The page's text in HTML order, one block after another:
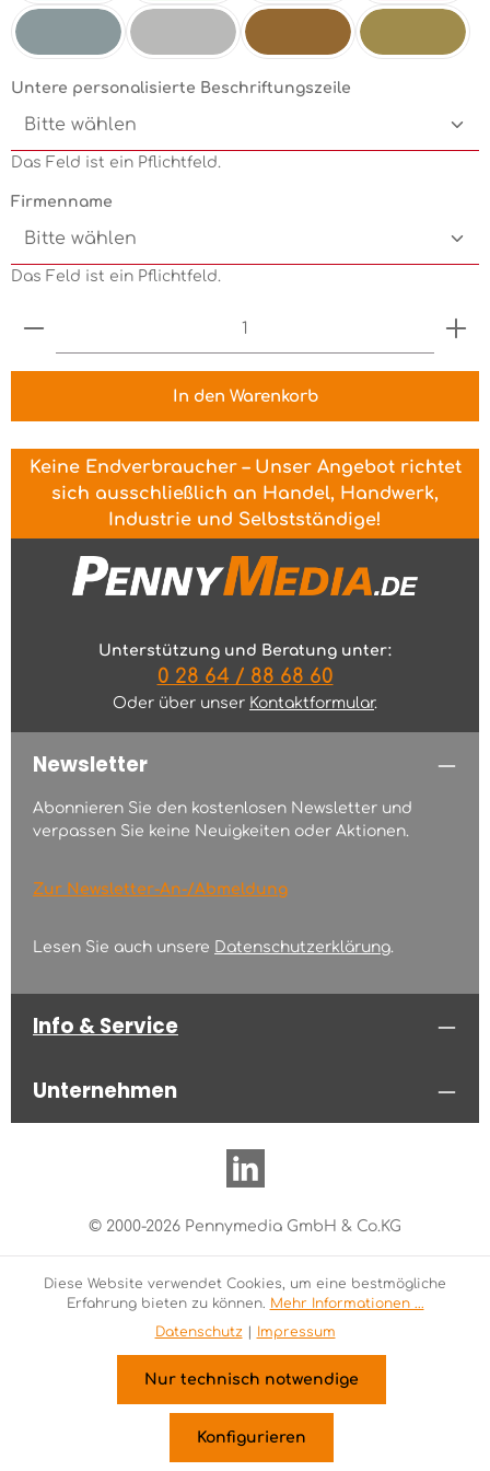
Mint Electricgreen Grün Pink
Untere personalisierte Beschriftungszeile
Das Feld ist ein Pflichtfeld.
Firmenname
Das Feld ist ein Pflichtfeld.
Produkt Anzahl: Gib den gewünschten Wert
In den Warenkorb
Keine Endverbraucher – Unser Angebot richtet
sich ausschließlich an Handel, Handwerk,
Industrie und Selbstständige!
Unterstützung und Beratung unter:
0 28 64 / 88 68 60
Oder über unser Kontaktformular.
Newsletter
Abonnieren Sie den kostenlosen Newsletter und
verpassen Sie keine Neuigkeiten oder Aktionen.
Zur Newsletter-An-/Abmeldung
Lesen Sie auch unsere Datenschutzerklärung.
Info & Service
Unternehmen
© 2000-2026 Pennymedia GmbH & Co.KG
Diese Website verwendet Cookies, um eine bestmögliche
Erfahrung bieten zu können. Mehr Informationen ...
Datenschutz| Impressum
Nur technisch notwendige
Konfigurieren